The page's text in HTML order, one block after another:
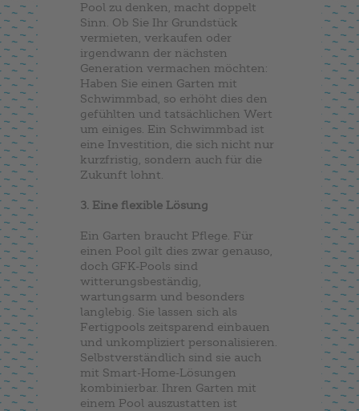
Pool zu denken, macht doppelt
Sinn. Ob Sie Ihr Grundstück
vermieten, verkaufen oder
irgendwann der nächsten
Generation vermachen möchten:
Haben Sie einen Garten mit
Schwimmbad, so erhöht dies den
gefühlten und tatsächlichen Wert
um einiges. Ein Schwimmbad ist
eine Investition, die sich nicht nur
kurzfristig, sondern auch für die
Zukunft lohnt.
3. Eine flexible Lösung
Ein Garten braucht Pflege. Für
einen Pool gilt dies zwar genauso,
doch GFK-Pools sind
witterungsbeständig,
wartungsarm und besonders
langlebig. Sie lassen sich als
Fertigpools zeitsparend einbauen
und unkompliziert personalisieren.
Selbstverständlich sind sie auch
mit Smart-Home-Lösungen
kombinierbar. Ihren Garten mit
einem Pool auszustatten ist